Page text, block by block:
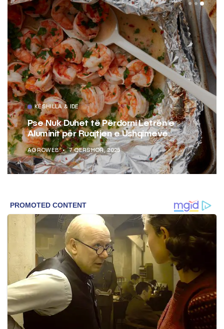
KËSHILLA & IDE
Pse Nuk Duhet të Përdorni Letrën e
Aluminit për Ruajtjen e Ushqimeve
AGROWEB 7 QERSHOR, 2025